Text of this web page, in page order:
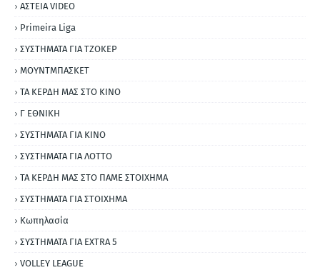
ΑΣΤΕΙΑ VIDEO
Primeira Liga
ΣΥΣΤΗΜΑΤΑ ΓΙΑ ΤΖΟΚΕΡ
ΜΟΥΝΤΜΠΑΣΚΕΤ
ΤΑ ΚΕΡΔΗ ΜΑΣ ΣΤΟ ΚΙΝΟ
Γ ΕΘΝΙΚΗ
ΣΥΣΤΗΜΑΤΑ ΓΙΑ ΚΙΝΟ
ΣΥΣΤΗΜΑΤΑ ΓΙΑ ΛΟΤΤΟ
ΤΑ ΚΕΡΔΗ ΜΑΣ ΣΤΟ ΠΑΜΕ ΣΤΟΙΧΗΜΑ
ΣΥΣΤΗΜΑΤΑ ΓΙΑ ΣΤΟΙΧΗΜΑ
Κωπηλασία
ΣΥΣΤΗΜΑΤΑ ΓΙΑ ΕΧΤRΑ 5
VOLLEY LEAGUE